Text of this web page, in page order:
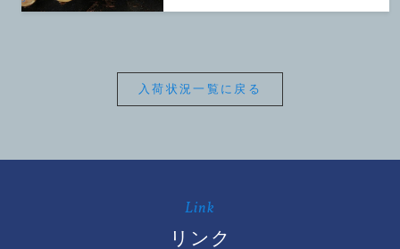
入荷状況一覧に戻る
Link
リンク